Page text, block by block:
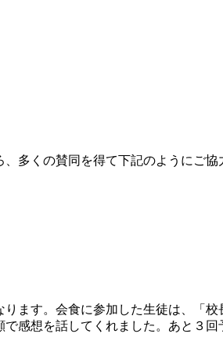
多くの賛同を得て下記のようにご協
ます。会食に参加した生徒は、「
感想を話してくれました。あと３回